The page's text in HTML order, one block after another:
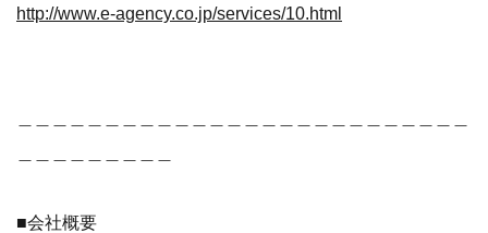
http://www.e-agency.co.jp/services/10.html
■会社概要